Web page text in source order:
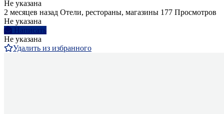
Не указана
2 месяцев назад Отели, рестораны, магазины 177 Просмотров
Не указана
Написать
Не указана
Удалить из избранного